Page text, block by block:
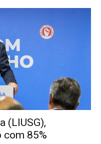
(LIUSG),
com 85%